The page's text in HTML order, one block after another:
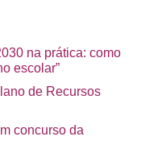
na prática: como
escolar”
de Recursos
concurso da